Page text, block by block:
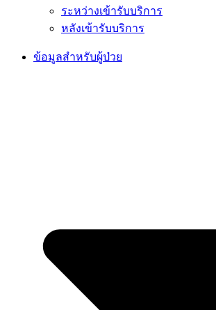
ระหว่างเข้ารับบริการ
หลังเข้ารับบริการ
ข้อมูลสำหรับผู้ป่วย